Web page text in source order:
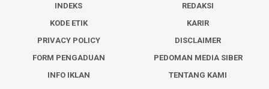
INDEKS
REDAKSI
KODE ETIK
KARIR
PRIVACY POLICY
DISCLAIMER
FORM PENGADUAN
PEDOMAN MEDIA SIBER
INFO IKLAN
TENTANG KAMI